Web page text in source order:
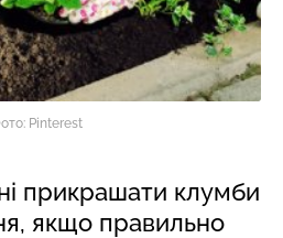
Pinterest
прикрашати клумби
якщо правильно